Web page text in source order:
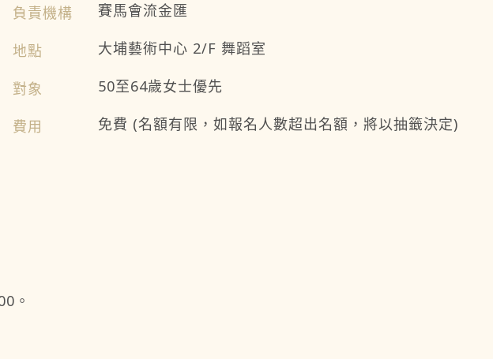
負責機構 賽馬會流金匯
地點 大埔藝術中心 2/F 舞蹈室
對象 50至64歲女士優先
費用 免費 (名額有限，如報名人數超出名額，將以抽籤決定)
。